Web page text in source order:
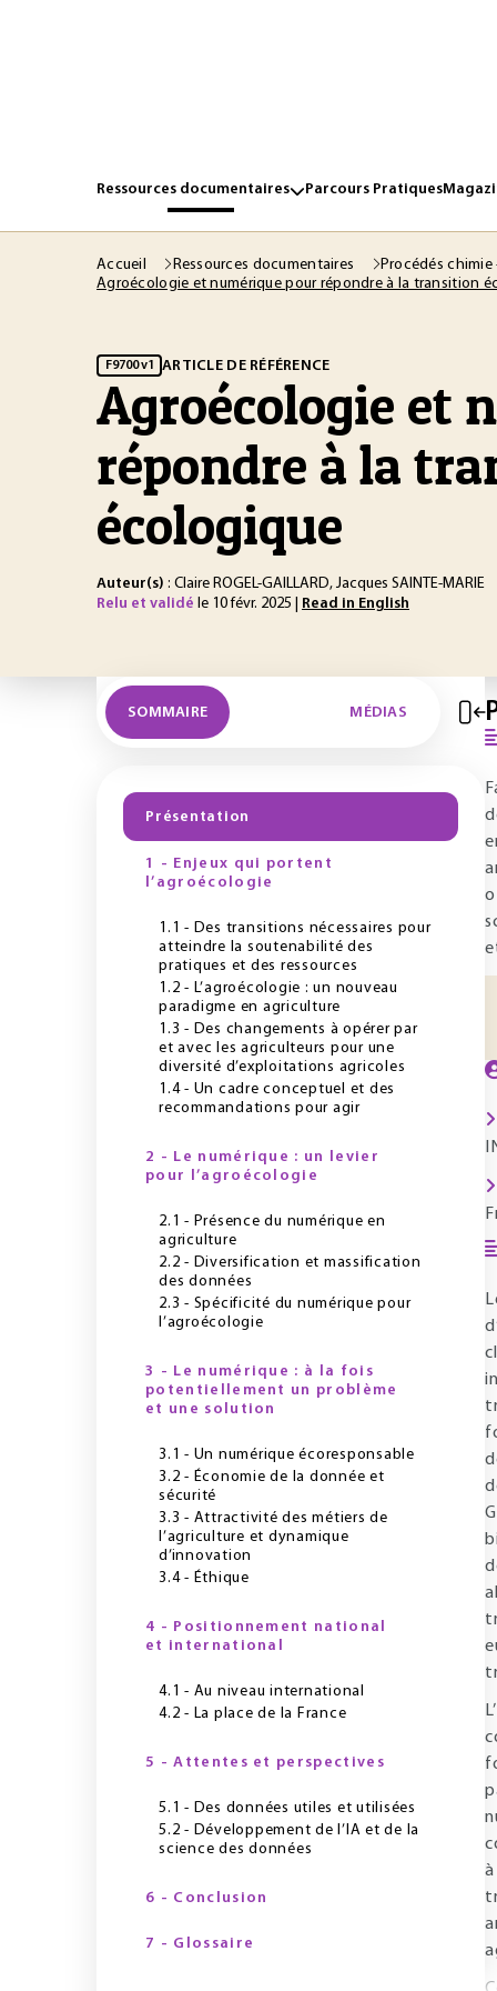
Ressources documentaires Parcours Pratiques
Accueil Ressources documentaires
Procédés
Agroécologie et numérique pour répondre à la transition
F9700 v1 ARTICLE DE RÉFÉRENCE
Agroécologie et
répondre à la
écologique
Auteur(s) : Claire ROGEL-GAILLARD, Jacques SAINTE-MARIE
Relu et validé le 10 févr. 2025 | Read in English
SOMMAIRE MÉDIAS
Présentation
1 - Enjeux qui portent
l’agroécologie
1.1 - Des transitions nécessaires pour
atteindre la soutenabilité des
pratiques et des ressources
1.2 - L’agroécologie : un nouveau
paradigme en agriculture
1.3 - Des changements à opérer par
et avec les agriculteurs pour une
diversité d’exploitations agricoles
1.4 - Un cadre conceptuel et des
recommandations pour agir
2 - Le numérique : un levier
pour l’agroécologie
2.1 - Présence du numérique en
agriculture
2.2 - Diversification et massification
des données
2.3 - Spécificité du numérique pour
l’agroécologie
3 - Le numérique : à la fois
potentiellement un problème
et une solution
3.1 - Un numérique écoresponsable
3.2 - Économie de la donnée et
sécurité
3.3 - Attractivité des métiers de
l’agriculture et dynamique
d’innovation
3.4 - Éthique
4 - Positionnement national
et international
4.1 - Au niveau international
4.2 - La place de la France
5 - Attentes et perspectives
5.1 - Des données utiles et utilisées
5.2 - Développement de l’IA et de la
science des données
6 - Conclusion
7 - Glossaire